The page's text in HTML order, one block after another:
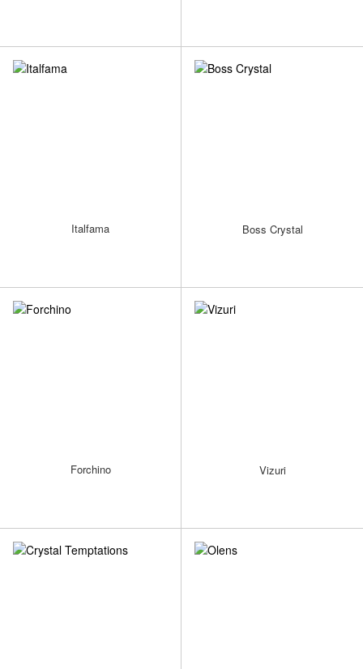
Italfama Boss Crystal
Forchino Vizuri